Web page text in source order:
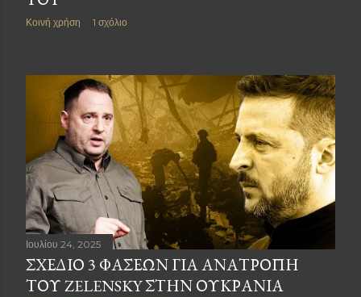
Κοινή χρήση 1 σχόλιο
Ιουλίου 24, 2025
ΣΧΈΔΙΟ 3 ΦΆΣΕΩΝ ΓΙΑ ΑΝΑΤΡΟΠΉ
ΤΟΥ ZELENSKY ΣΤΗΝ ΟΥΚΡΑΝΊΑ